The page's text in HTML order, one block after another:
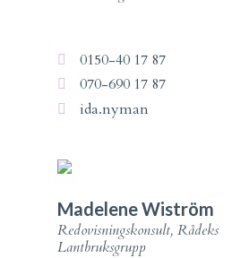
0150-40 17 87
070-690 17 87
ida.nyman
Madelene Wiström
Redovisningskonsult, Rådeks
Lantbruksgrupp